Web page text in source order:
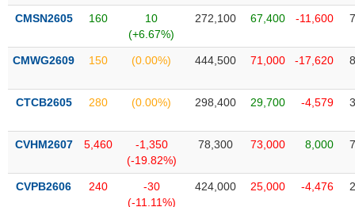
CMSN2605 160
10
(+6.67%)
272,100 67,400 -11,600
CMWG2609 150 (0.00%) 444,500 71,000 -17,620
CTCB2605 280 (0.00%) 298,400 29,700 -4,579
CVHM2607 5,460
-1,350
(-19.82%)
78,300 73,000 8,000
CVPB2606 240
-30
(-11.11%)
424,000 25,000 -4,476
KHỎE
TÀI
CÔNG